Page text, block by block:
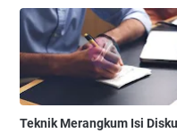
Teknik Merangkum Isi